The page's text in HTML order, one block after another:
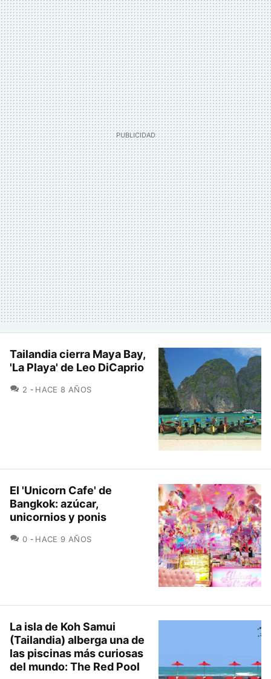
Tailandia cierra Maya Bay,
'La Playa' de Leo DiCaprio
2 COMENTARIOS
HACE 8 AÑOS
El 'Unicorn Cafe' de
Bangkok: azúcar,
unicornios y ponis
0 COMENTARIOS
HACE 9 AÑOS
La isla de Koh Samui
(Tailandia) alberga una de
las piscinas más curiosas
del mundo: The Red Pool